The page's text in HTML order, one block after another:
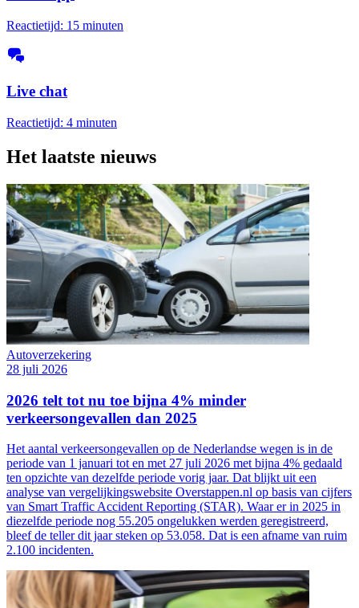
Reactietijd: 15 minuten
Live chat
Reactietijd: 4 minuten
Het laatste nieuws
Autoverzekering
28 juli 2026
2026 telt tot nu toe bijna 4% minder
verkeersongevallen dan 2025
Het aantal verkeersongevallen op de Nederlandse wegen is in de
periode van 1 januari tot en met 27 juli 2026 met bijna 4% gedaald
ten opzichte van dezelfde periode vorig jaar. Dat blijkt uit een
analyse van vergelijkingswebsite Overstappen.nl op basis van cijfers
van Smart Traffic Accident Reporting (STAR). Waar er in 2025 in
diezelfde periode nog 55.205 ongelukken werden geregistreerd,
bleef de teller dit jaar steken op 53.058. Dat is een afname van ruim
2.100 incidenten.